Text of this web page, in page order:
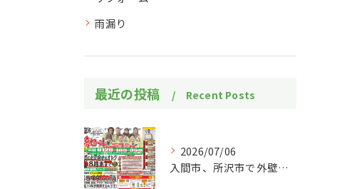
雨漏り
最近の投稿 Recent Posts
2026/07/06
入間市、所沢市で外壁塗装・屋根塗装をお考えの皆様！